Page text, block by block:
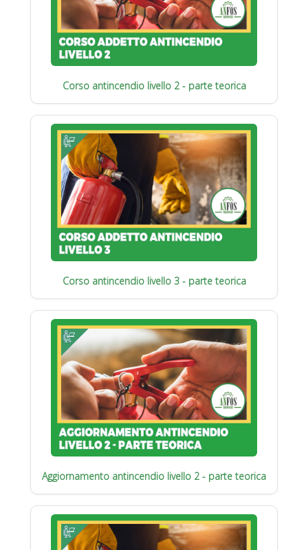
Corso antincendio livello 2 - parte teorica
Corso antincendio livello 3 - parte teorica
Aggiornamento antincendio livello 2 - parte teorica